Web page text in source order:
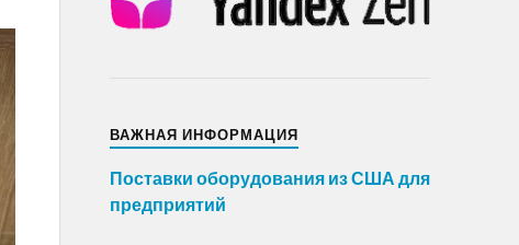
ВАЖНАЯ ИНФОРМАЦИЯ
Поставки оборудования из США для
предприятий